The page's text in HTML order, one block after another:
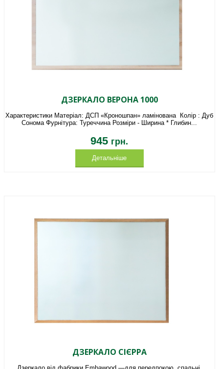
ДЗЕРКАЛО ВЕРОНА 1000
Характеристики Матеріал: ДСП «Кроношпан» ламінована Колір : Дуб
Сонома Фурнітура: Туреччина Розміри - Ширина * Глибин...
945 грн.
Детальніше
ДЗЕРКАЛО СІЄРРА